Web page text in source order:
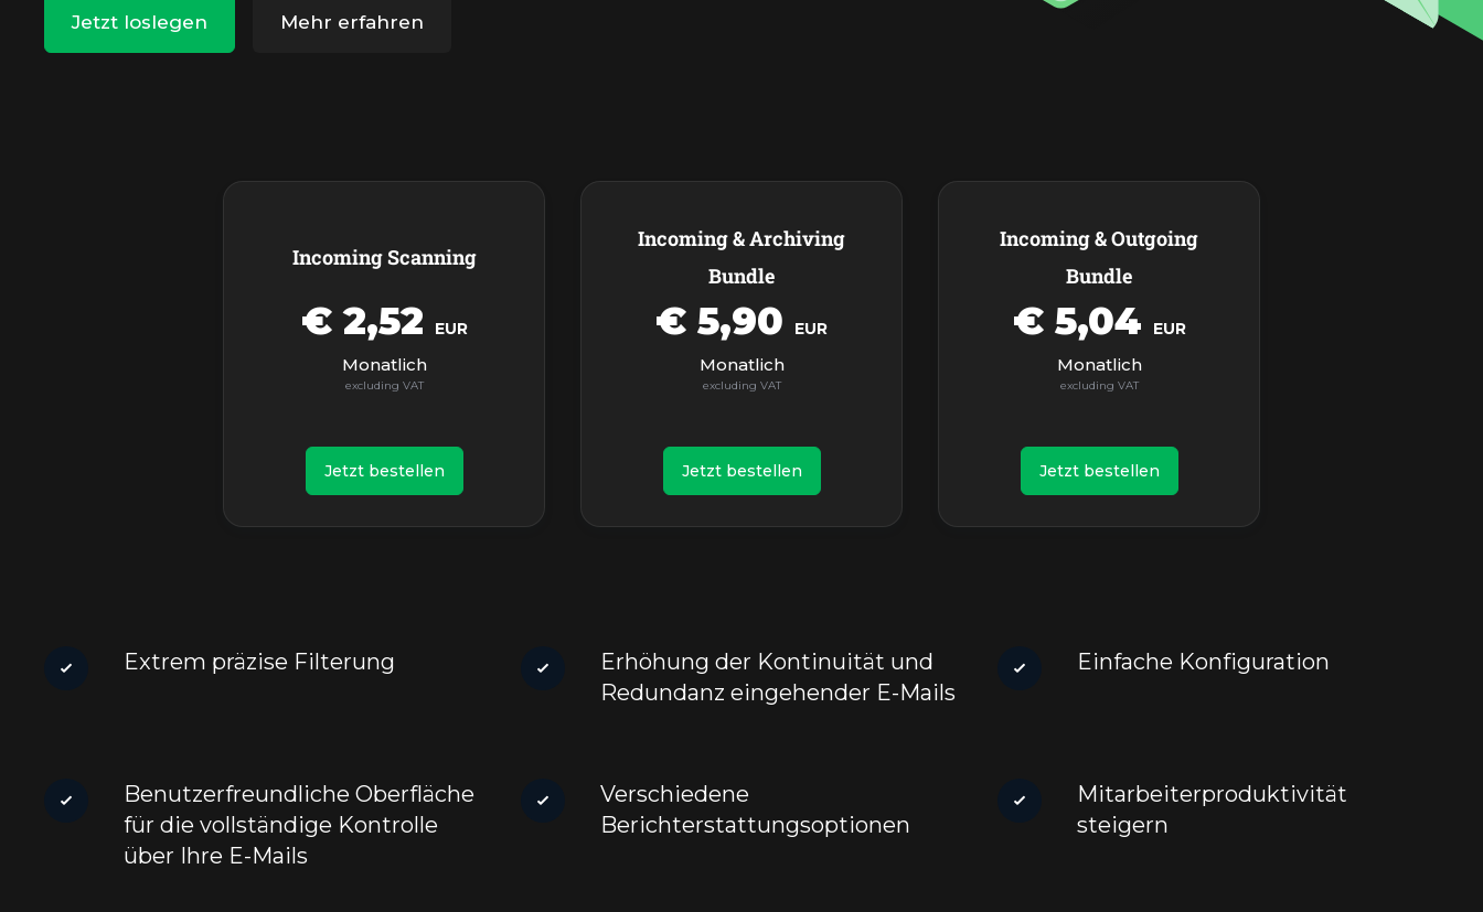
Jetzt loslegen Mehr erfahren
Produkte
Incoming Scanning
€ 2,52 EUR
Monatlich
Jetzt bestellen
Incoming & Archiving
Bundle
€ 5,90 EUR
Monatlich
Jetzt bestellen
Incoming & Outgoing
Bundle
€ 5,04 EUR
Monatlich
Jetzt bestellen
Extrem präzise Filterung
Erhöhung der Kontinuität und
Redundanz eingehender E-Mails
Einfache Konfiguration
Benutzerfreundliche Oberfläche
für die vollständige Kontrolle
über Ihre E-Mails
Verschiedene
Berichterstattungsoptionen
Mitarbeiterproduktivität
steigern